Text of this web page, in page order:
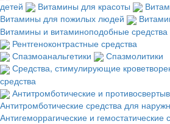
детей
Витамины для красоты
Витамины для пожилых людей
Витамины и витаминоподобные средства
Рентгеноконтрастные средства
Спазмоанальгетики
Спазмолитики
Средства, стимулирующие
средства
Антитромботические и
Антитромботические средства для
Антигеморрагические и гемостатические